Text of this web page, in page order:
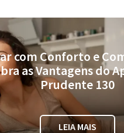
com Conforto e
as Vantagens do
Prudente 130
LEIA MAIS